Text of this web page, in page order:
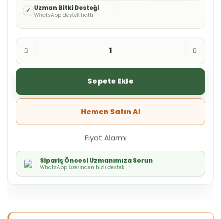
✓ Uzman Bitki Desteği
WhatsApp destek hattı
Sepete Ekle
Hemen Satın Al
Fiyat Alarmı
Sipariş Öncesi Uzmanımıza Sorun
WhatsApp üzerinden hızlı destek